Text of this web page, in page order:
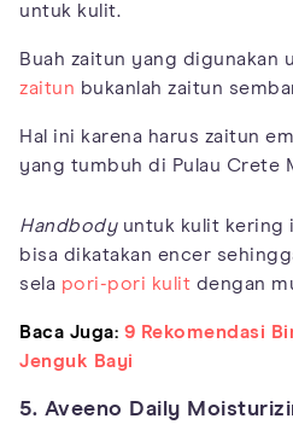
untuk kulit.
Buah zaitun yang digunakan
zaitun bukanlah zaitun
Hal ini karena harus zaitun
yang tumbuh di Pulau Crete
Handbodyuntuk kulit kering
bisa dikatakan encer
sela pori-pori kulit dengan
Baca Juga: 9 Rekomendasi
Jenguk Bayi
5. Aveeno Daily